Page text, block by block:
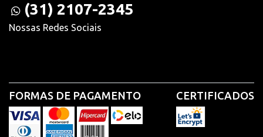
(31) 2107-2345
Nossas Redes Sociais
FORMAS DE PAGAMENTO CERTIFICADOS